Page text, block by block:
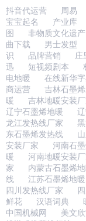
关视频信
息，想要
学习养殖
和种植技
术，就上
爱奋进农
村创业
网。
抖音代运营 周易
宝宝起名
产业库
图
非物质文化遗产
曲下载
男士发型
识
品牌营销 庄
迅
短视频剧本
电地暖
在线新华
商运营
吉林石墨
暖
吉林地暖安装
辽宁石墨烯地暖
龙江发热线厂家
东石墨烯发热线
安装厂家
河南石
暖
河南地暖安装
家
内蒙古石墨烯
线
江苏石墨烯地暖
四川发热线厂家
鲜花
汉语词典
中国机械网
美文